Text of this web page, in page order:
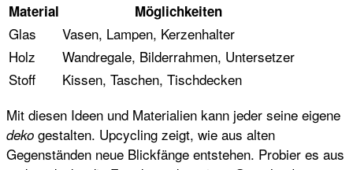
Material Möglichkeiten
Glas
Vasen, Lampen, Kerzenhalter
Holz
Wandregale, Bilderrahmen, Untersetzer
Stoff
Kissen, Taschen, Tischdecken
Mit diesen Ideen und Materialien kann jeder seine eigene
deko gestalten. Upcycling zeigt, wie aus alten
Gegenständen neue Blickfänge entstehen. Probier es aus